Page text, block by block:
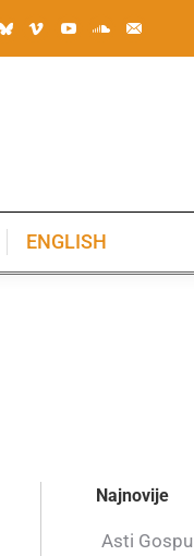
ENGLISH
Najnovije
Asti Gospu
ENGLISH